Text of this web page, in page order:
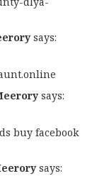
says:
says:
buy facebook
says: